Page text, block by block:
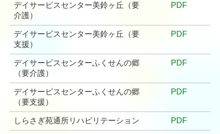
デイサービスセンター 美鈴ヶ丘
デイサービスセンター ふくせんの郷
しらさぎ苑 通所リハビリテーション
高齢者在宅サービス
小郡市西地区地域包括支援センター
ケアプランサービス しらさぎ苑
デイサービスセンター美鈴ヶ丘（要
介護）
PDF
デイサービスセンター美鈴ヶ丘（要
支援）
PDF
デイサービスセンターふくせんの郷
（要介護）
PDF
デイサービスセンターふくせんの郷
（要支援）
PDF
しらさぎ苑通所リハビリテーション PDF